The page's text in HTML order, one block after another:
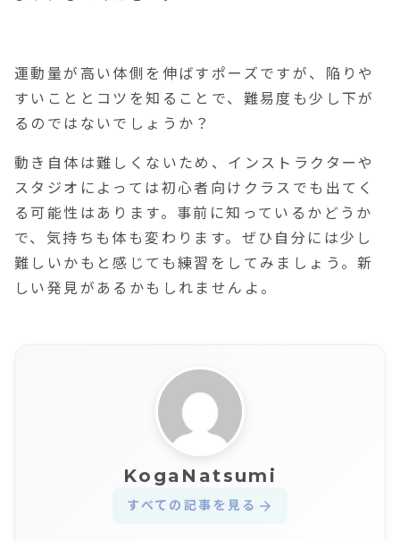
運動量が高い体側を伸ばすポーズですが、陥りや
すいこととコツを知ることで、難易度も少し下が
るのではないでしょうか？
動き自体は難しくないため、インストラクターや
スタジオによっては初心者向けクラスでも出てく
る可能性はあります。事前に知っているかどうか
で、気持ちも体も変わります。ぜひ自分には少し
難しいかもと感じても練習をしてみましょう。新
しい発見があるかもしれませんよ。
KogaNatsumi
すべての記事を見る arrow_forward